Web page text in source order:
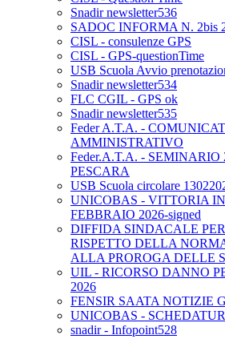
Snadir newsletter536
SADOC INFORMA N. 2bis
CISL - consulenze GPS
CISL - GPS-questionTime
USB Scuola Avvio
Snadir newsletter534
FLC CGIL - GPS ok
Snadir newsletter535
Feder A.T.A. -
AMMINISTRATIVO
Feder.A.T.A. - SEMINARIO
PESCARA
USB Scuola circolare
UNICOBAS - VITTORIA
FEBBRAIO 2026-signed
DIFFIDA SINDACALE
RISPETTO DELLA
ALLA PROROGA DELLE
UIL - RICORSO DANNO
2026
FENSIR SAATA NOTIZIE
UNICOBAS -
snadir - Infopoint528